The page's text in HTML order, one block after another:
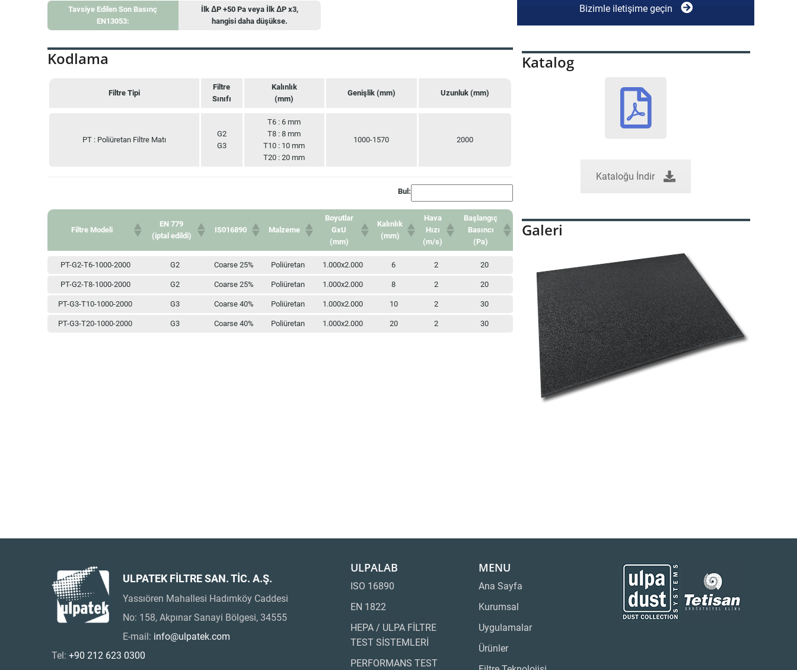
Tavsiye Edilen Son Basınç
EN13053:
İlk ΔP +50 Pa veya İlk ΔP x3,
hangisi daha düşükse.
Kodlama
Filtre Tipi
Filtre
Sınıfı
Kalınlık
(mm)
Genişlik (mm) Uzunluk (mm)
Sınıfı
Kalınlık
(mm)
PT : Poliüretan Filtre Matı
G2
G3
T6 : 6 mm
T8 : 8 mm
T10 : 10 mm
T20 : 20 mm
1000-1570 2000
Bul:
Filtre Modeli
EN 779
(iptal edildi)
IS016890 Malzeme
Boyutlar
GxU
(mm)
Kalınlık
(mm)
Hava
Hızı
(m/s)
Başlangıç
Basıncı
(Pa)
Filtre Modeli
EN 779
IS016890 Malzeme
Boyutlar
(mm)
Kalınlık
Hava
(m/s)
Başlangıç
(Pa)
PT-G2-T6-1000-2000 G2 Coarse 25% Poliüretan 1.000x2.000 6 2 20
PT-G2-T8-1000-2000 G2 Coarse 25% Poliüretan 1.000x2.000 8 2 20
PT-G3-T10-1000-2000 G3 Coarse 40% Poliüretan 1.000x2.000 10 2 30
PT-G3-T20-1000-2000 G3 Coarse 40% Poliüretan 1.000x2.000 20 2 30
Bizimle iletişime geçin
Katalog
Kataloğu İndir
Galeri
ULPATEK FİLTRE SAN. TİC. A.Ş.
Yassıören Mahallesi Hadımköy Caddesi
No: 158, Akpınar Sanayi Bölgesi, 34555
E-mail: info@ulpatek.com
Tel: +90 212 623 0300
ULPALAB
ISO 16890
EN 1822
HEPA / ULPA FİLTRE
TEST SİSTEMLERİ
PERFORMANS TEST
MENU
Ana Sayfa
Kurumsal
Uygulamalar
Ürünler